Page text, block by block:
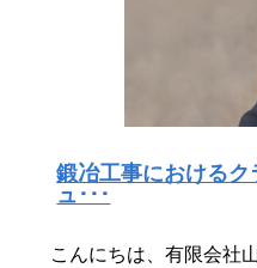
鍛冶工事におけるク
ュ･･･
こんにちは、有限会社